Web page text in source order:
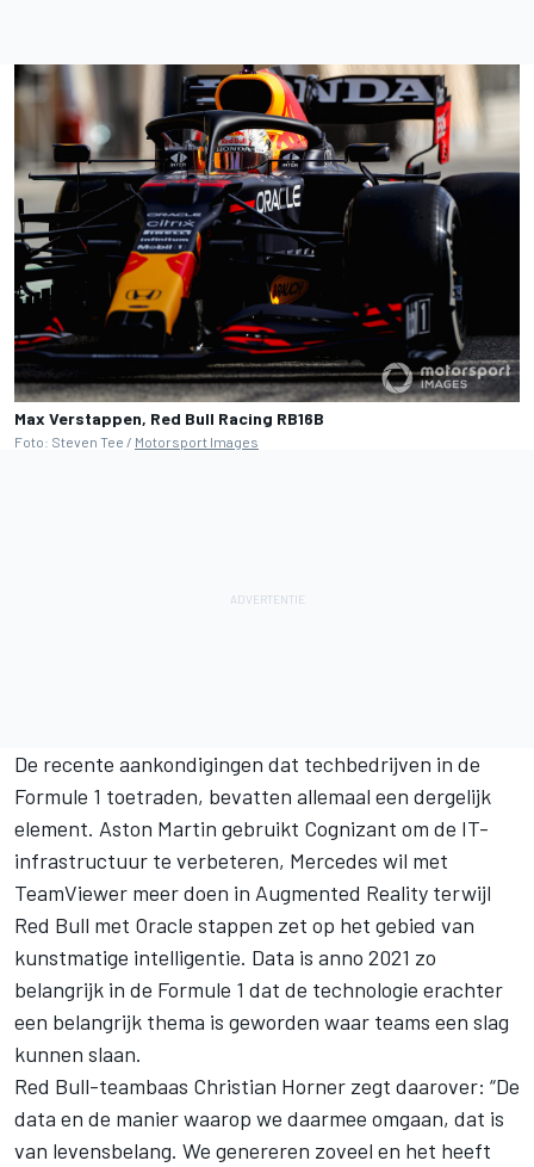
Max Verstappen, Red Bull Racing RB16B
Foto: Steven Tee / Motorsport Images
De recente aankondigingen dat techbedrijven in de
Formule 1 toetraden, bevatten allemaal een dergelijk
element. Aston Martin gebruikt Cognizant om de IT-
infrastructuur te verbeteren, Mercedes wil met
TeamViewer meer doen in Augmented Reality terwijl
Red Bull met Oracle stappen zet op het gebied van
kunstmatige intelligentie. Data is anno 2021 zo
belangrijk in de Formule 1 dat de technologie erachter
een belangrijk thema is geworden waar teams een slag
kunnen slaan.
Red Bull-teambaas Christian Horner zegt daarover: “De
data en de manier waarop we daarmee omgaan, dat is
van levensbelang. We genereren zoveel en het heeft